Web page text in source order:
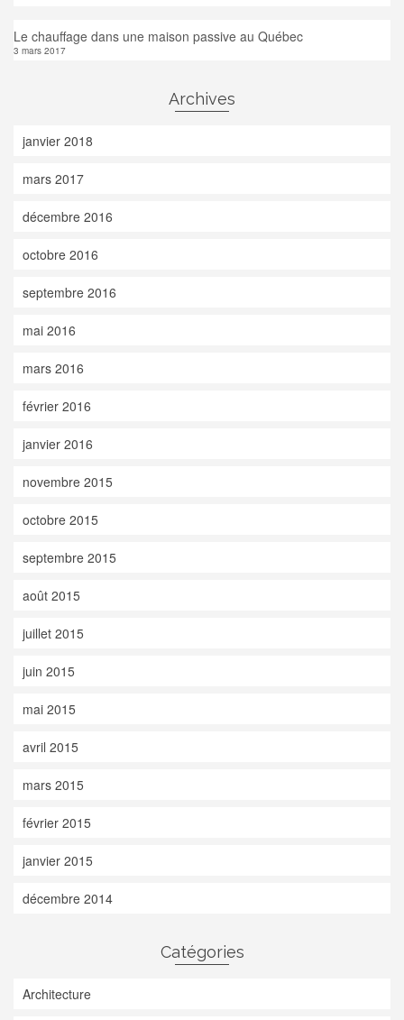
Le chauffage dans une maison passive au Québec
3 mars 2017
Archives
janvier 2018
mars 2017
décembre 2016
octobre 2016
septembre 2016
mai 2016
mars 2016
février 2016
janvier 2016
novembre 2015
octobre 2015
septembre 2015
août 2015
juillet 2015
juin 2015
mai 2015
avril 2015
mars 2015
février 2015
janvier 2015
décembre 2014
Catégories
Architecture